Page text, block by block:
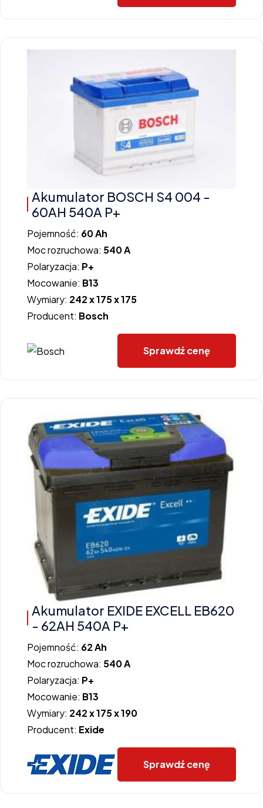
Akumulator BOSCH S4 004 -
60AH 540A P+
Pojemność: 60 Ah
Moc rozruchowa: 540 A
Polaryzacja: P+
Mocowanie: B13
Wymiary: 242 x 175 x 175
Producent: Bosch
Sprawdź cenę
Akumulator EXIDE EXCELL EB620
- 62AH 540A P+
Pojemność: 62 Ah
Moc rozruchowa: 540 A
Polaryzacja: P+
Mocowanie: B13
Wymiary: 242 x 175 x 190
Producent: Exide
Sprawdź cenę